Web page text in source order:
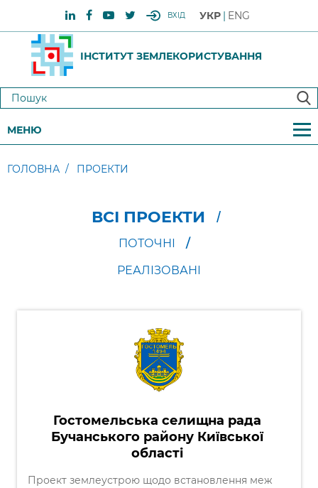
ВХІД УКР ENG
ІНСТИТУТ ЗЕМЛЕКОРИСТУВАННЯ
МЕНЮ
ГОЛОВНА ПРОЕКТИ
ВСІ ПРОЕКТИ
ПОТОЧНІ
РЕАЛІЗОВАНІ
Гостомельська селищна рада
Бучанського району Київської
області
Проект землеустрою щодо встановлення меж